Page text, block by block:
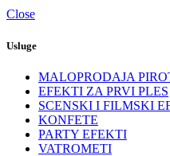
Close
Usluge
MALOPRODAJA
EFEKTI ZA PRVI PLES
SCENSKI I FILMSKI
KONFETE
PARTY EFEKTI
VATROMETI